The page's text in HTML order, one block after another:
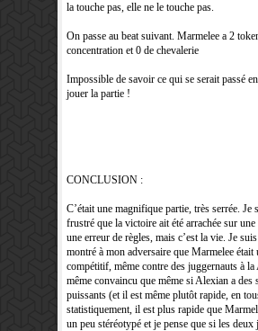
la touche pas, elle ne le touche pas.
On passe au beat suivant. Marmelee a 2
concentration et 0 de chevalerie
Impossible de savoir ce qui se serait passé
jouer la partie !
CONCLUSION :
C’était une magnifique partie, très serrée. Je
frustré que la victoire ait été arrachée sur une
une erreur de règles, mais c’est la vie. Je
montré à mon adversaire que Marmelee était
compétitif, même contre des juggernauts à
même convaincu que même si Alexian a des
puissants (et il est même plutôt rapide, en
statistiquement, il est plus rapide que
un peu stéréotypé et je pense que si les deux